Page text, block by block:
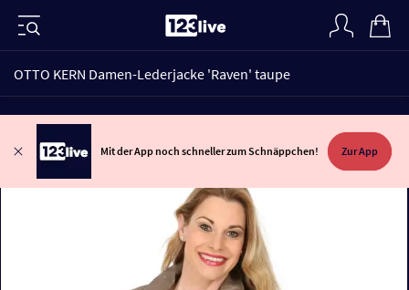
OTTO KERN Damen-Lederjacke 'Raven' taupe
Mit der App noch schneller zum Schnäppchen! Zur App